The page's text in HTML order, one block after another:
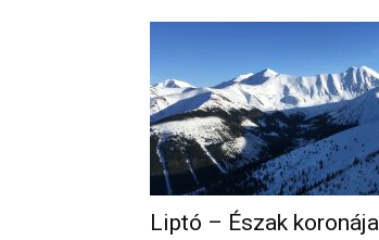
Liptó – Észak koronája